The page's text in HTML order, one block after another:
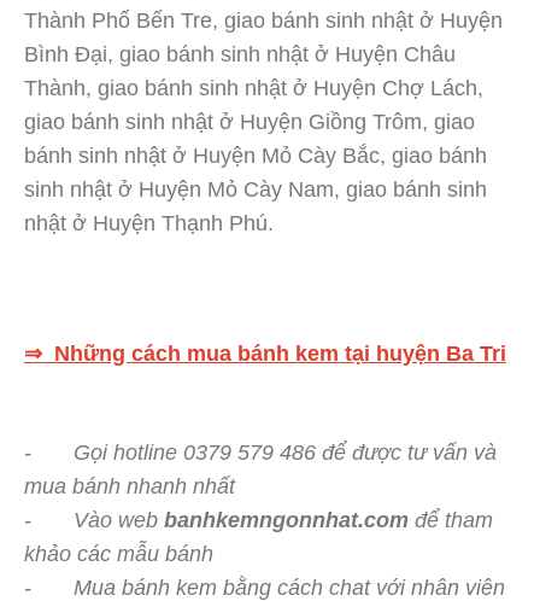
Thành Phố Bến Tre, giao bánh sinh nhật ở Huyện
Bình Đại, giao bánh sinh nhật ở Huyện Châu
Thành, giao bánh sinh nhật ở Huyện Chợ Lách,
giao bánh sinh nhật ở Huyện Giồng Trôm, giao
bánh sinh nhật ở Huyện Mỏ Cày Bắc, giao bánh
sinh nhật ở Huyện Mỏ Cày Nam, giao bánh sinh
nhật ở Huyện Thạnh Phú.
⇒ Những cách mua bánh kem tại huyện Ba Tri
- Gọi hotline 0379 579 486 để được tư vấn và
mua bánh nhanh nhất
- Vào web banhkemngonnhat.com để tham
khảo các mẫu bánh
- Mua bánh kem bằng cách chat với nhân viên